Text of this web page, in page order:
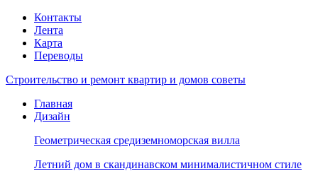
Контакты
Лента
Карта
Переводы
Строительство и ремонт квартир и домов советы
Главная
Дизайн
Геометрическая средиземноморская вилла
Летний дом в скандинавском минималистичном стиле